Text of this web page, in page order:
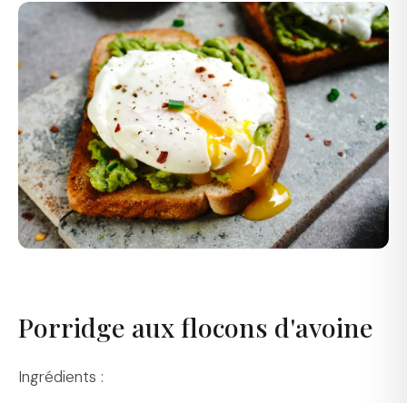
Porridge aux flocons d'avoine
Ingrédients :